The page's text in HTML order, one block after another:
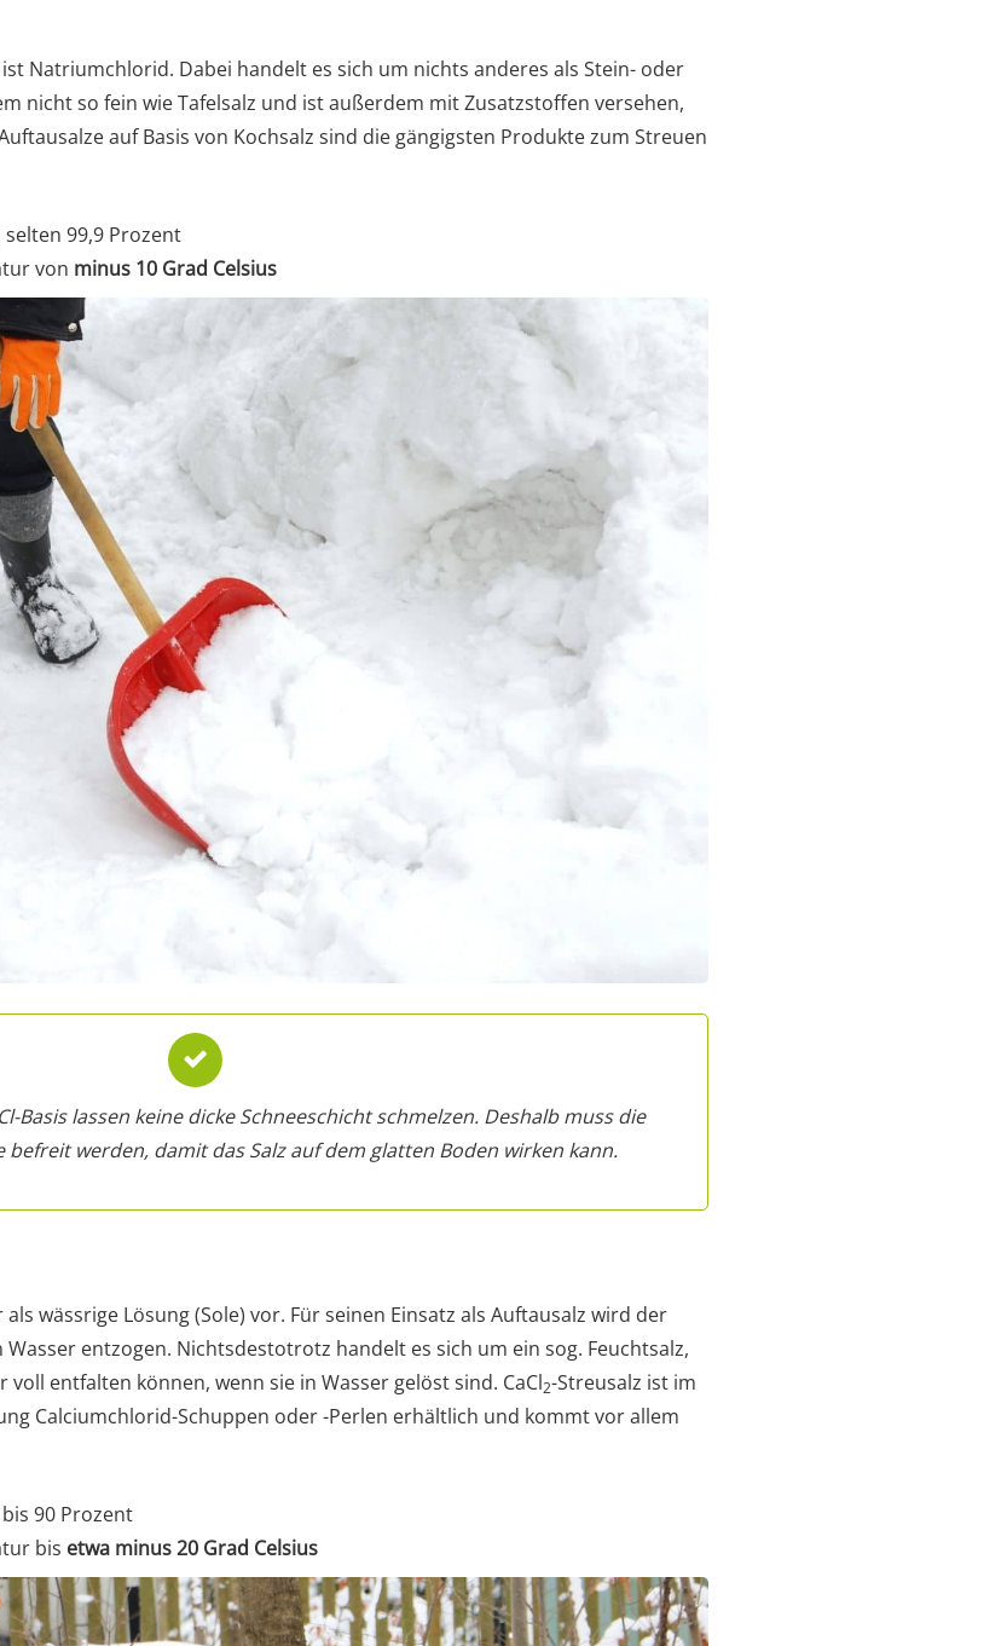
Natriumchlorid. Dabei handelt es sich um nichts anderes als Stein- oder
nicht so fein wie Tafelsalz und ist außerdem mit Zusatzstoffen versehen,
auf Basis von Kochsalz sind die gängigsten Produkte zum Streuen
selten 99,9 Prozent
von minus 10 Grad Celsius
Basis lassen keine dicke Schneeschicht schmelzen. Deshalb muss die
befreit werden, damit das Salz auf dem glatten Boden wirken kann.
wässrige Lösung (Sole) vor. Für seinen Einsatz als Auftausalz wird der
entzogen. Nichtsdestotrotz handelt es sich um ein sog. Feuchtsalz,
entfalten können, wenn sie in Wasser gelöst sind. CaCl2-Streusalz ist im
Calciumchlorid-Schuppen oder -Perlen erhältlich und kommt vor allem
90 Prozent
bis etwa minus 20 Grad Celsius